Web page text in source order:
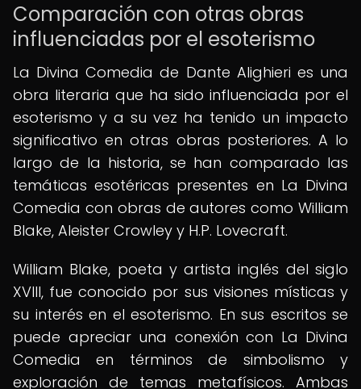
Comparación con otras obras
influenciadas por el esoterismo
La Divina Comedia de Dante Alighieri es una
obra literaria que ha sido influenciada por el
esoterismo y a su vez ha tenido un impacto
significativo en otras obras posteriores. A lo
largo de la historia, se han comparado las
temáticas esotéricas presentes en La Divina
Comedia con obras de autores como William
Blake, Aleister Crowley y H.P. Lovecraft.
William Blake, poeta y artista inglés del siglo
XVIII, fue conocido por sus visiones místicas y
su interés en el esoterismo. En sus escritos se
puede apreciar una conexión con La Divina
Comedia en términos de simbolismo y
exploración de temas metafísicos. Ambas